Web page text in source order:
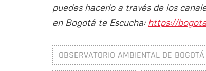
puedes hacerlo a través de los
en Bogotá te Escucha: https://
OBSERVATORIO AMBIENTAL DE BOGOTÁ